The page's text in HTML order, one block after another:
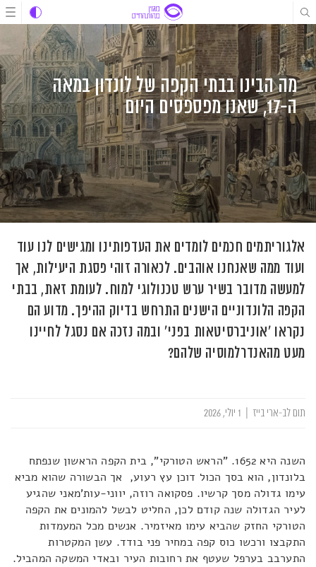
דלג
לתוכן
דלג
לתוכן
דלג
לניווט
מה הבינו בבתי הקפה של לונדון במאה
ה-17, שאנו מפספסים היום
אלגוריתמים חכמים לומדים את העדפותינו ומגישים לנו עוד
ועוד ממה שאנחנו אוהבים. לכאורה זוהי פסגת היעילות, אך
למעשה מדובר בשיר ערש טכנולוגי למוח. לעומת זאת, בבתי
הקפה הלונדוניים הישנים התרחש בדיוק ההיפך. מדוע הם
נקראו 'אוניברסיטאות בפני' ובמה נזכה אם נסגל לחיינו
מעט מהאנדרלמוסיה שלהם?
תום לב-ארי בייז
השנה היא 1652. "הראש הטורקי", בית הקפה הראשון שנפתח
בלונדון, הוא בסך הכול דוכן עץ רעוע, אך הבשורה שהוא מביא
עימו גדולה מסך קרשיו. פסקואה רוזה, יווני-עות'מאני שהגיע
לעיר הגדולה שנה קודם לכן, החליט לבשל להמונים את הקפה
הטורקי החזק שהביא עימו מאיזמיר. אנשים מכל המעמדות
התקבצו ורכשו כוס קפה במחיר פני בודד. עשן המקטרות
התערבב בערפל שעטף את רחובות העיר ובאדי המשקה המהביל.